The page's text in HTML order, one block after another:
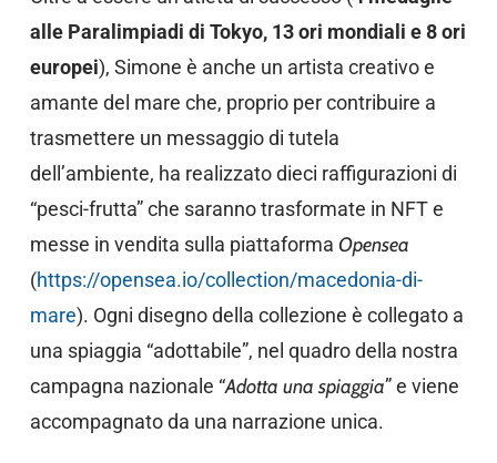
alle Paralimpiadi di Tokyo, 13 ori mondiali e 8 ori
europei), Simone è anche un artista creativo e
amante del mare che, proprio per contribuire a
trasmettere un messaggio di tutela
dell’ambiente, ha realizzato dieci raffigurazioni di
“pesci-frutta” che saranno trasformate in NFT e
messe in vendita sulla piattaforma Opensea
(https://opensea.io/collection/macedonia-di-
mare). Ogni disegno della collezione è collegato a
una spiaggia “adottabile”, nel quadro della nostra
campagna nazionale “Adotta una spiaggia” e viene
accompagnato da una narrazione unica.